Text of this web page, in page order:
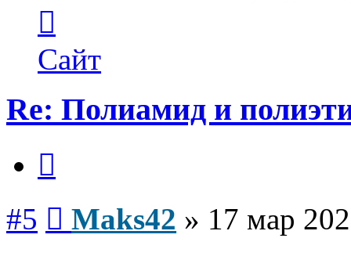
пользователя
Maks42
Сайт
Re: Полиамид и
#5 Maks42 » 17 мар